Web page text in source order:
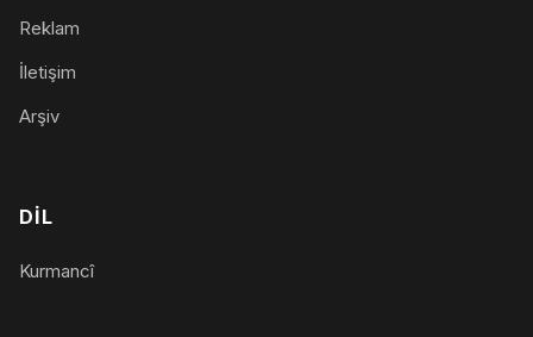
Reklam
İletişim
Arşiv
DIL
Kurmancî